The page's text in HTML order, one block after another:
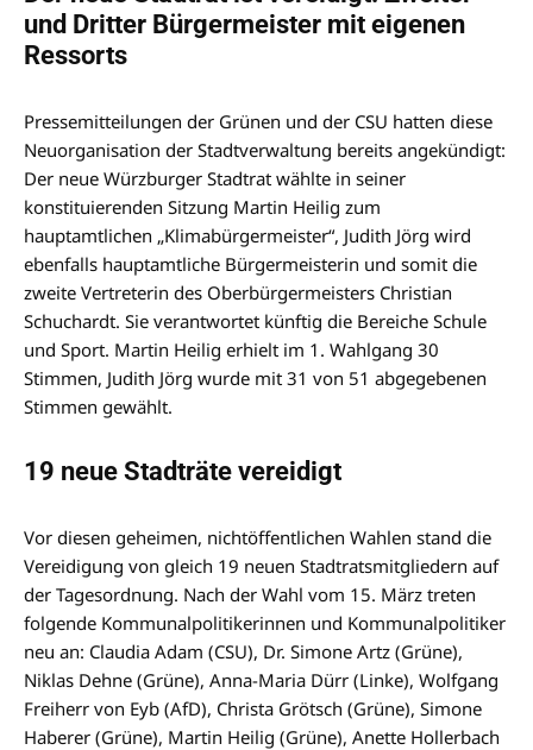
und Dritter Bürgermeister mit eigenen
Ressorts
Pressemitteilungen der Grünen und der CSU hatten diese
Neuorganisation der Stadtverwaltung bereits angekündigt:
Der neue Würzburger Stadtrat wählte in seiner
konstituierenden Sitzung Martin Heilig zum
hauptamtlichen „Klimabürgermeister“, Judith Jörg wird
ebenfalls hauptamtliche Bürgermeisterin und somit die
zweite Vertreterin des Oberbürgermeisters Christian
Schuchardt. Sie verantwortet künftig die Bereiche Schule
und Sport. Martin Heilig erhielt im 1. Wahlgang 30
Stimmen, Judith Jörg wurde mit 31 von 51 abgegebenen
Stimmen gewählt.
19 neue Stadträte vereidigt
Vor diesen geheimen, nichtöffentlichen Wahlen stand die
Vereidigung von gleich 19 neuen Stadtratsmitgliedern auf
der Tagesordnung. Nach der Wahl vom 15. März treten
folgende Kommunalpolitikerinnen und Kommunalpolitiker
neu an: Claudia Adam (CSU), Dr. Simone Artz (Grüne),
Niklas Dehne (Grüne), Anna-Maria Dürr (Linke), Wolfgang
Freiherr von Eyb (AfD), Christa Grötsch (Grüne), Simone
Haberer (Grüne), Martin Heilig (Grüne), Anette Hollerbach